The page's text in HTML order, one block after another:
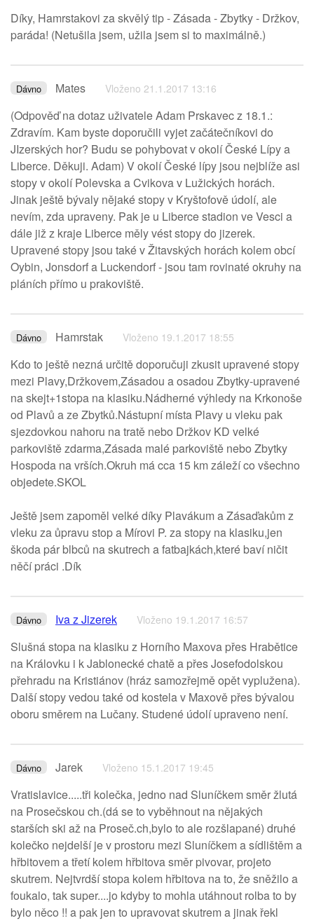
Díky, Hamrstakovi za skvělý tip - Zásada - Zbytky - Držkov,
paráda! (Netušila jsem, užila jsem si to maximálně.)
Dávno Mates Vloženo 21.1.2017 13:16
(Odpověď na dotaz uživatele Adam Prskavec z 18.1.:
Zdravím. Kam byste doporučili vyjet začátečníkovi do
JIzerských hor? Budu se pohybovat v okolí České Lípy a
Liberce. Děkuji. Adam) V okolí České lípy jsou nejblíže asi
stopy v okolí Polevska a Cvikova v Lužických horách.
Jinak ještě bývaly nějaké stopy v Kryštofově údolí, ale
nevím, zda upraveny. Pak je u Liberce stadion ve Vesci a
dále již z kraje Liberce měly vést stopy do jizerek.
Upravené stopy jsou také v Žitavských horách kolem obcí
Oybin, Jonsdorf a Luckendorf - jsou tam rovinaté okruhy na
pláních přímo u prakoviště.
Dávno Hamrstak Vloženo 19.1.2017 18:55
Kdo to ještě nezná určitě doporučuji zkusit upravené stopy
mezi Plavy,Držkovem,Zásadou a osadou Zbytky-upravené
na skejt+1stopa na klasiku.Nádherné výhledy na Krkonoše
od Plavů a ze Zbytků.Nástupní místa Plavy u vleku pak
sjezdovkou nahoru na tratě nebo Držkov KD velké
parkoviště zdarma,Zásada malé parkoviště nebo Zbytky
Hospoda na vrších.Okruh má cca 15 km záleží co všechno
objedete.SKOL
Ještě jsem zapoměl velké díky Plavákum a Zásaďakům z
vleku za ůpravu stop a Mírovi P. za stopy na klasiku,jen
škoda pár blbců na skutrech a fatbajkách,které baví ničit
něčí práci .Dík
Dávno Iva z Jizerek Vloženo 19.1.2017 16:57
Slušná stopa na klasiku z Horního Maxova přes Hrabětice
na Královku i k Jablonecké chatě a přes Josefodolskou
přehradu na Kristiánov (hráz samozřejmě opět vyplužena).
Další stopy vedou také od kostela v Maxově přes bývalou
oboru směrem na Lučany. Studené údolí upraveno není.
Dávno Jarek Vloženo 15.1.2017 19:45
Vratislavice.....tři kolečka, jedno nad Sluníčkem směr žlutá
na Prosečskou ch.(dá se to vyběhnout na nějakých
starších ski až na Proseč.ch,bylo to ale rozšlapané) druhé
kolečko nejdelší je v prostoru mezi Sluníčkem a sídlištěm a
hřbitovem a třetí kolem hřbitova směr pivovar, projeto
skutrem. Nejtvrdší stopa kolem hřbitova na to, že sněžilo a
foukalo, tak super....jo kdyby to mohla utáhnout rolba to by
bylo něco !! a pak jen to upravovat skutrem a jinak řekl